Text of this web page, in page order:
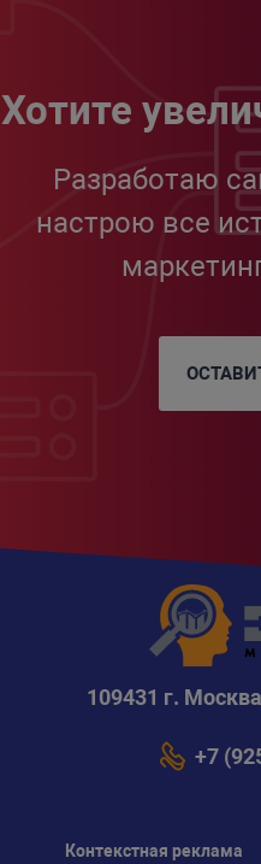
Хотите
Разработаю
настрою все
109431 г.
+7
Контекстная реклама